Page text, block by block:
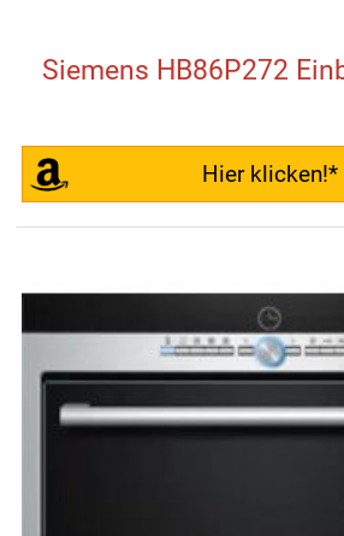
Siemens HB86P272
Hier klicken!*